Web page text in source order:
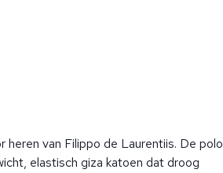
heren van Filippo de Laurentiis. De polo
elastisch giza katoen dat droog